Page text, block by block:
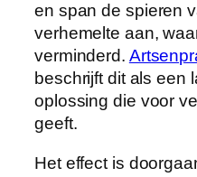
en span de spieren
verhemelte aan,
verminderd.
beschrijft dit als een
oplossing die voor
geeft.
Het effect is